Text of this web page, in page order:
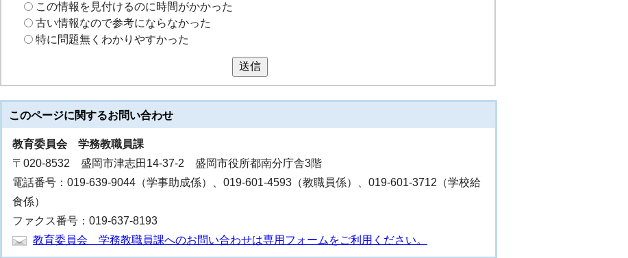
この情報を見付けるのに時間がかかった
古い情報なので参考にならなかった
特に問題無くわかりやすかった
送信
このページに関するお問い合わせ
教育委員会 学務教職員課
〒020-8532 盛岡市津志田14-37-2 盛岡市役所都南分庁舎3階
電話番号：019-639-9044（学事助成係）、019-601-4593（教職員係）、019-601-3712（学校給
食係）
ファクス番号：019-637-8193
教育委員会 学務教職員課へのお問い合わせは専用フォームをご利用ください。